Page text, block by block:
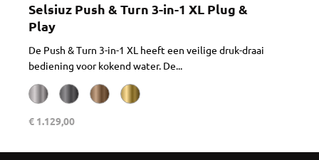
Selsiuz Push & Turn 3-in-1 XL Plug &
Play
De Push & Turn 3-in-1 XL heeft een veilige druk-draai
bediening voor kokend water. De...
€ 1.129,00